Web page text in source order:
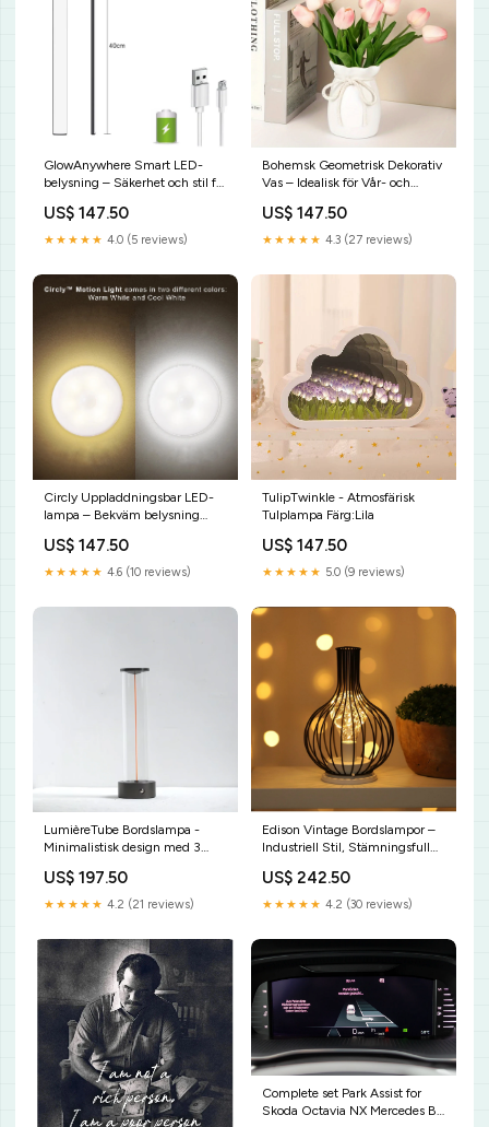
GlowAnywhere Smart LED-
belysning – Säkerhet och stil för
US$ 147.50
★★★★★ 4.0 (5 reviews)
Bohemsk Geometrisk Dekorativ
Vas – Idealisk för Vår- och
romantisk glöd
US$ 147.50
★★★★★ 4.3 (27 reviews)
Circly Uppladdningsbar LED-
lampa – Bekväm belysning
US$ 147.50
★★★★★ 4.6 (10 reviews)
TulipTwinkle - Atmosfärisk
Tulplampa Färg:Lila
US$ 147.50
★★★★★ 5.0 (9 reviews)
LumièreTube Bordslampa -
Minimalistisk design med 3
US$ 197.50
★★★★★ 4.2 (21 reviews)
Edison Vintage Bordslampor –
Industriell Stil, Stämningsfull
US$ 242.50
★★★★★ 4.2 (30 reviews)
Complete set Park Assist for
Skoda Octavia NX Mercedes B-